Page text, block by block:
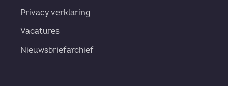
Privacy verklaring
Vacatures
Nieuwsbriefarchief